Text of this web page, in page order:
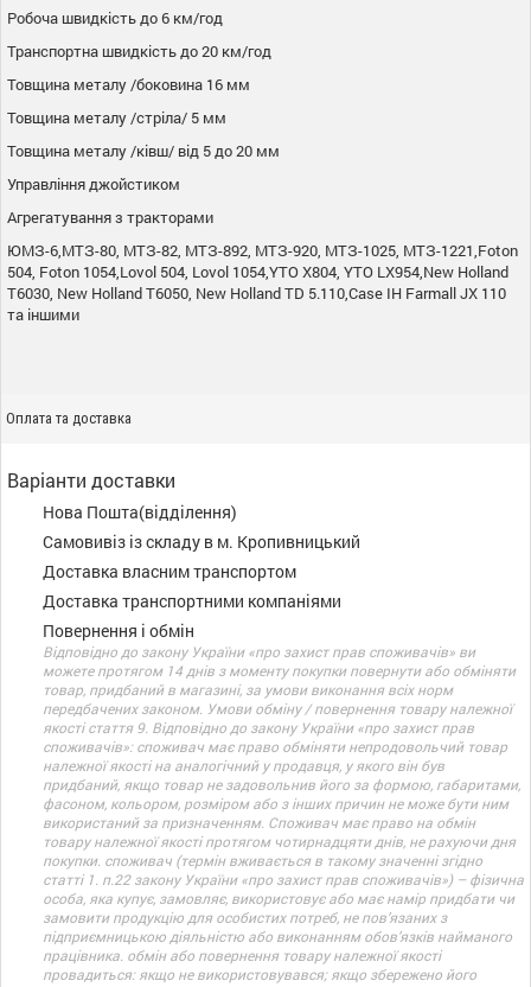
Робоча швидкість до 6 км/год
Транспортна швидкість до 20 км/год
Товщина металу /боковина 16 мм
Товщина металу /стріла/ 5 мм
Товщина металу /ківш/ від 5 до 20 мм
Управління джойстиком
Агрегатування з тракторами
ЮМЗ-6,МТЗ-80, МТЗ-82, МТЗ-892, МТЗ-920, МТЗ-1025, МТЗ-1221,Foton
504, Foton 1054,Lovol 504, Lovol 1054,YTO X804, YTO LX954,New Holland
T6030, New Holland T6050, New Holland TD 5.110,Case IH Farmall JX 110
та іншими
Оплата та доставка
Варіанти доставки
Нова Пошта(відділення)
Самовивіз із складу в м. Кропивницький
Доставка власним транспортом
Доставка транспортними компаніями
Повернення і обмін
Відповідно до закону України «про захист прав споживачів» ви
можете протягом 14 днів з моменту покупки повернути або обміняти
товар, придбаний в магазині, за умови виконання всіх норм
передбачених законом. Умови обміну / повернення товару належної
якості стаття 9. Відповідно до закону України «про захист прав
споживачів»: споживач має право обміняти непродовольчий товар
належної якості на аналогічний у продавця, у якого він був
придбаний, якщо товар не задовольнив його за формою, габаритами,
фасоном, кольором, розміром або з інших причин не може бути ним
використаний за призначенням. Споживач має право на обмін
товару належної якості протягом чотирнадцяти днів, не рахуючи дня
покупки. споживач (термін вживається в такому значенні згідно
статті 1. п.22 закону України «про захист прав споживачів») – фізична
особа, яка купує, замовляє, використовує або має намір придбати чи
замовити продукцію для особистих потреб, не пов’язаних з
підприємницькою діяльністю або виконанням обов’язків найманого
працівника. обмін або повернення товару належної якості
провадиться: якщо не використовувався; якщо збережено його